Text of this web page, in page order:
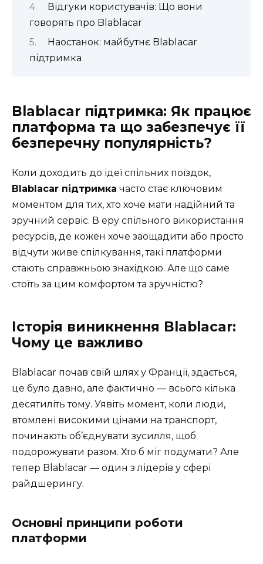
Відгуки користувачів: Що вони
говорять про Blablacar
Наостанок: майбутнє Blablacar
підтримка
Blablacar підтримка: Як працює
платформа та що забезпечує її
безперечну популярність?
Коли доходить до ідеї спільних поїздок,
Blablacar підтримка часто стає ключовим
моментом для тих, хто хоче мати надійний та
зручний сервіс. В еру спільного використання
ресурсів, де кожен хоче заощадити або просто
відчути живе спілкування, такі платформи
стають справжньою знахідкою. Але що саме
стоїть за цим комфортом та зручністю?
Історія виникнення Blablacar:
Чому це важливо
Blablacar почав свій шлях у Франції, здається,
це було давно, але фактично — всього кілька
десятиліть тому. Уявіть момент, коли люди,
втомлені високими цінами на транспорт,
починають об’єднувати зусилля, щоб
подорожувати разом. Хто б міг подумати? Але
тепер Blablacar — один з лідерів у сфері
райдшерингу.
Основні принципи роботи
платформи